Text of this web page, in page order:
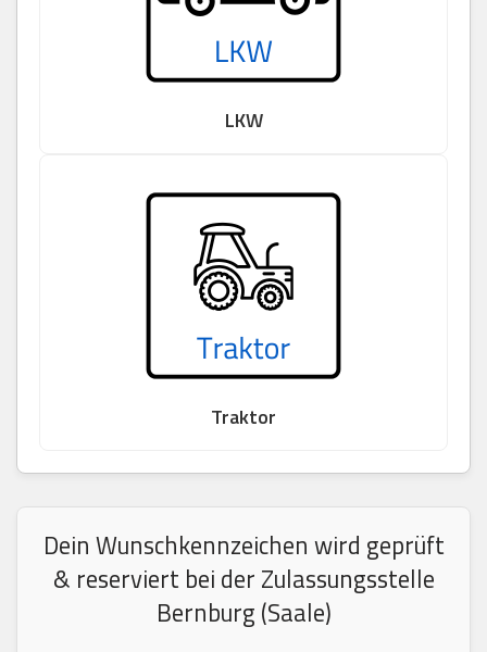
LKW
Traktor
Dein Wunschkennzeichen wird geprüft
& reserviert bei der Zulassungsstelle
Bernburg (Saale)